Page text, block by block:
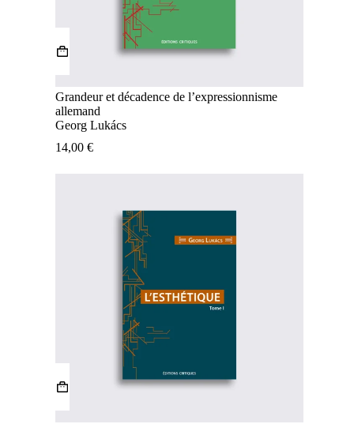
Grandeur et décadence de l’expressionnisme
allemand
Georg Lukács
14,00 €